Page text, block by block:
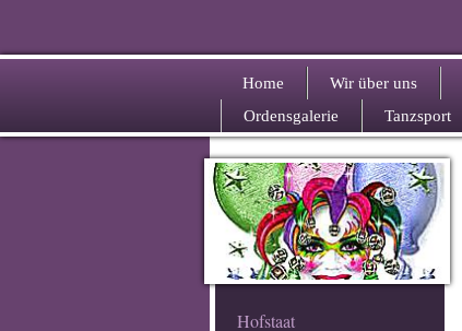
Home Wir über uns
Ordensgalerie
Tanzsport
Hofstaat